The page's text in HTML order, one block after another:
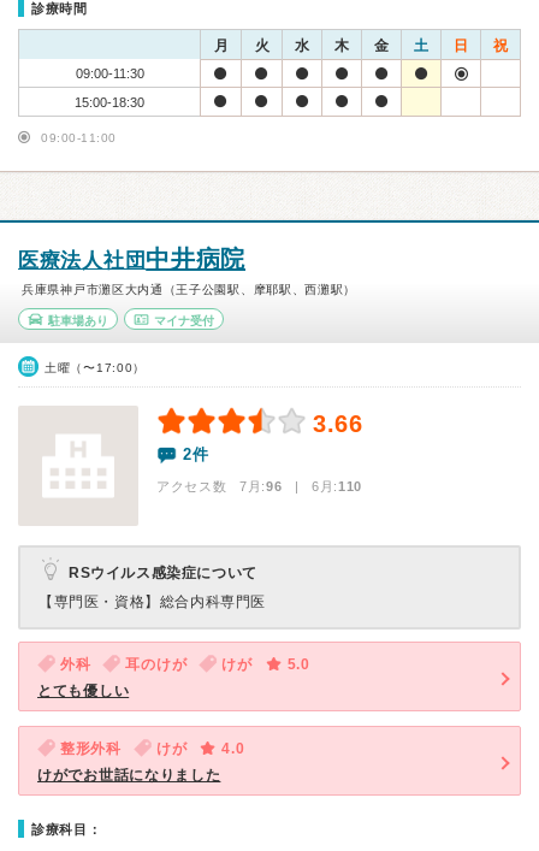
診療時間
月 火 水 木 金 土 日 祝
09:00-11:30
15:00-18:30
09:00-11:00
医療法人社団 中井病院
兵庫県神戸市灘区大内通（王子公園駅、摩耶駅、西灘駅）
駐車場あり マイナ受付
土曜（〜17:00）
3.66
2件
アクセス数 7月:96 | 6月:110
RSウイルス感染症について
【専門医・資格】 総合内科専門医
外科 耳のけが けが
5.0
とても優しい
整形外科 けが
4.0
けがでお世話になりました
診療科目：